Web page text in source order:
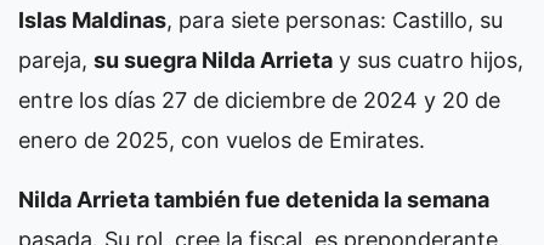
Islas Maldinas, para siete personas: Castillo, su
pareja, su suegra Nilda Arrieta y sus cuatro hijos,
entre los días 27 de diciembre de 2024 y 20 de
enero de 2025, con vuelos de Emirates.
Nilda Arrieta también fue detenida la semana
pasada. Su rol, cree la fiscal, es preponderante.